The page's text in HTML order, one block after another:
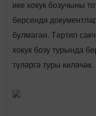
ике хокук бозучыны
берсендә
булмаган. Тәртип
хокук бозу турында
түләргә туры киләчәк.